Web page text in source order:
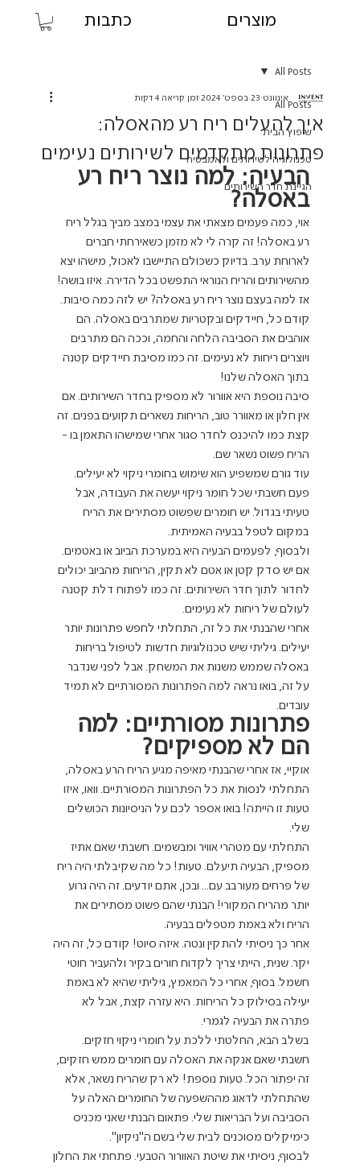
מוצרים כתבות
All Posts
שיפוץ הבית
טכנולוגיה לשירותים ולאמבטיה
הגיינת חדר השירותים
All Posts
איך להעלים ריח רע מהאסלה:
פתרונות מתקדמים לשירותים נעימים
אינוונט 23 בספט׳ 2024 זמן קריאה 4 דקות
הבעיה: למה נוצר ריח רע
באסלה?
אוי, כמה פעמים מצאתי את עצמי במצב מביך בגלל ריח
רע באסלה! זה קרה לי לא מזמן כשאירחתי חברים
לארוחת ערב. בדיוק כשכולם התיישבו לאכול, מישהו יצא
מהשירותים והריח הנוראי התפשט בכל הדירה. איזו בושה!
אז למה בעצם נוצר ריח רע באסלה? יש לזה כמה סיבות.
קודם כל, חיידקים ובקטריות שמתרבים באסלה. הם
אוהבים את הסביבה הלחה והחמה, וככה הם מתרבים
ויוצרים ריחות לא נעימים. זה כמו מסיבת חיידקים קטנה
בתוך האסלה שלנו!
סיבה נוספת היא אוורור לא מספיק בחדר השירותים. אם
אין חלון או מאוורר טוב, הריחות נשארים תקועים בפנים. זה
קצת כמו להיכנס לחדר סגור אחרי שמישהו התאמן בו -
הריח פשוט נשאר שם.
עוד גורם שמשפיע הוא שימוש בחומרי ניקוי לא יעילים.
פעם חשבתי שכל חומר ניקוי יעשה את העבודה, אבל
טעיתי בגדול. יש חומרים שפשוט מסתירים את הריח
במקום לטפל בבעיה האמיתית.
ולבסוף, לפעמים הבעיה היא במערכת הביוב או באטמים.
אם יש סדק קטן או אטם לא תקין, הריחות מהביוב יכולים
לחדור לתוך חדר השירותים. זה כמו לפתוח דלת קטנה
לעולם של ריחות לא נעימים.
אחרי שהבנתי את כל זה, התחלתי לחפש פתרונות יותר
יעילים. גיליתי שיש טכנולוגיות חדשות לטיפול בריחות
באסלה שממש משנות את המשחק. אבל לפני שנדבר
על זה, בואו נראה למה הפתרונות המסורתיים לא תמיד
עובדים.
פתרונות מסורתיים: למה
הם לא מספיקים?
אוקיי, אז אחרי שהבנתי מאיפה מגיע הריח הרע באסלה,
התחלתי לנסות את כל הפתרונות המסורתיים. וואו, איזו
טעות זו הייתה! בואו אספר לכם על הניסיונות הכושלים
שלי.
התחלתי עם מטהרי אוויר ומבשמים. חשבתי שאם אתיז
מספיק, הבעיה תיעלם. טעות! כל מה שקיבלתי היה ריח
של פרחים מעורבב עם... ובכן, אתם יודעים. זה היה גרוע
יותר מהריח המקורי! הבנתי שהם פשוט מסתירים את
הריח ולא באמת מטפלים בבעיה.
אחר כך ניסיתי להתקין ונטה. איזה סיוט! קודם כל, זה היה
יקר. שנית, הייתי צריך לקדוח חורים בקיר ולהעביר חוטי
חשמל. בסוף, אחרי כל המאמץ, גיליתי שהיא לא באמת
יעילה בסילוק כל הריחות. היא עזרה קצת, אבל לא
פתרה את הבעיה לגמרי.
בשלב הבא, החלטתי ללכת על חומרי ניקוי חזקים.
חשבתי שאם אנקה את האסלה עם חומרים ממש חזקים,
זה יפתור הכל. טעות נוספת! לא רק שהריח נשאר, אלא
שהתחלתי לדאוג מההשפעה של החומרים האלה על
הסביבה ועל הבריאות שלי. פתאום הבנתי שאני מכניס
כימיקלים מסוכנים לבית שלי בשם ה"ניקיון".
לבסוף, ניסיתי את שיטת האוורור הטבעי. פתחתי את החלון